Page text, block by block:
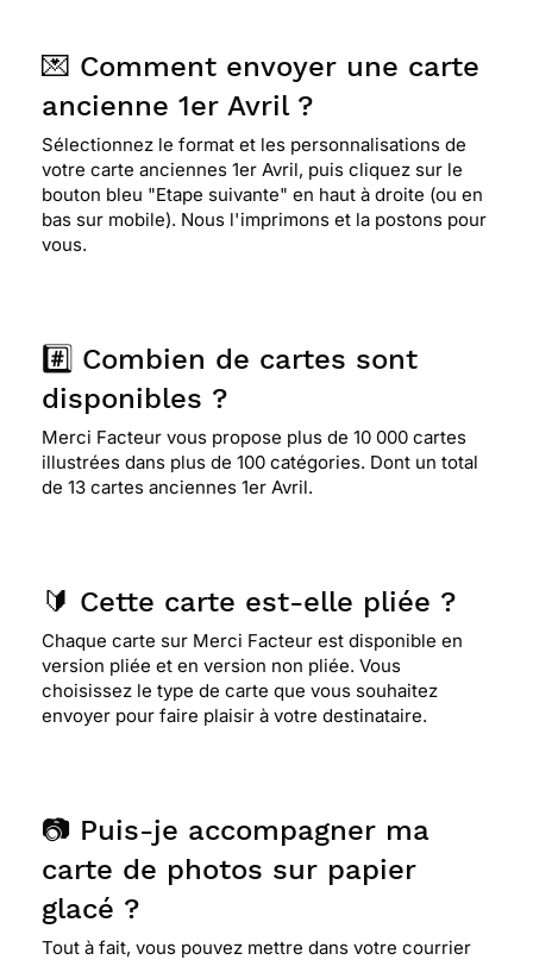
💌 Comment envoyer une carte
ancienne 1er Avril ?
Sélectionnez le format et les personnalisations de
votre carte anciennes 1er Avril, puis cliquez sur le
bouton bleu "Etape suivante" en haut à droite (ou en
bas sur mobile). Nous l'imprimons et la postons pour
vous.
#️⃣ Combien de cartes sont
disponibles ?
Merci Facteur vous propose plus de 10 000 cartes
illustrées dans plus de 100 catégories. Dont un total
de 13 cartes anciennes 1er Avril.
🔰 Cette carte est-elle pliée ?
Chaque carte sur Merci Facteur est disponible en
version pliée et en version non pliée. Vous
choisissez le type de carte que vous souhaitez
envoyer pour faire plaisir à votre destinataire.
📷 Puis-je accompagner ma
carte de photos sur papier
glacé ?
Tout à fait, vous pouvez mettre dans votre courrier